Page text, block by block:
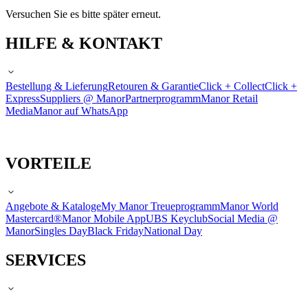
Versuchen Sie es bitte später erneut.
HILFE & KONTAKT
Bestellung & LieferungRetouren & GarantieClick + CollectClick +
ExpressSuppliers @ ManorPartnerprogrammManor Retail
MediaManor auf WhatsApp
VORTEILE
Angebote & KatalogeMy Manor TreueprogrammManor World
Mastercard®Manor Mobile AppUBS KeyclubSocial Media @
ManorSingles DayBlack FridayNational Day
SERVICES